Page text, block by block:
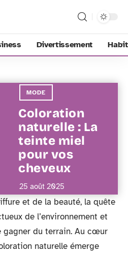
Divertissement
MODE
Coloration
naturelle : La
teinte miel
pour vos
cheveux
25 août 2025
et de la beauté, la quête
de l’environnement et
gagner du terrain. Au cœur
naturelle émerge